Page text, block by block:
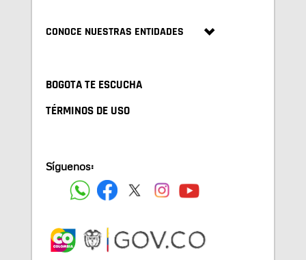
CONOCE NUESTRAS ENTIDADES
BOGOTA TE ESCUCHA
TÉRMINOS DE USO
Síguenos: